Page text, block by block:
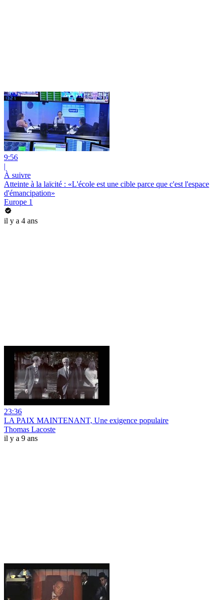
9:56
|
À suivre
Atteinte à la laïcité : «L'école est une cible parce que c'est l'espace
d'émancipation»
Europe 1
il y a 4 ans
23:36
LA PAIX MAINTENANT, Une exigence populaire
Thomas Lacoste
il y a 9 ans